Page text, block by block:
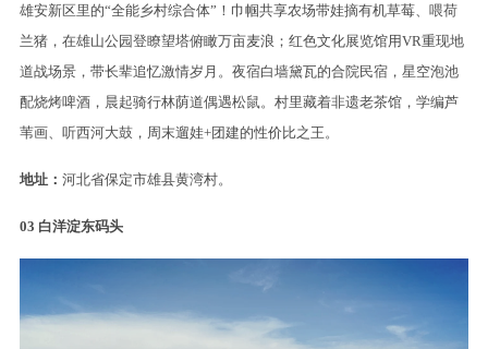
雄安新区里的“全能乡村综合体”！巾帼共享农场带娃摘有机草莓、喂荷
兰猪，在雄山公园登瞭望塔俯瞰万亩麦浪；红色文化展览馆用VR重现地
道战场景，带长辈追忆激情岁月。夜宿白墙黛瓦的合院民宿，星空泡池
配烧烤啤酒，晨起骑行林荫道偶遇松鼠。村里藏着非遗老茶馆，学编芦
苇画、听西河大鼓，周末遛娃+团建的性价比之王。
地址： 河北省保定市雄县黄湾村。
03 白洋淀东码头